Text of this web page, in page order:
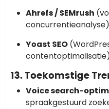
Ahrefs / SEMrush
concurrentieanalyse)
Yoast SEO
13. Toekomstige
Voice search-
spraakgestuurd